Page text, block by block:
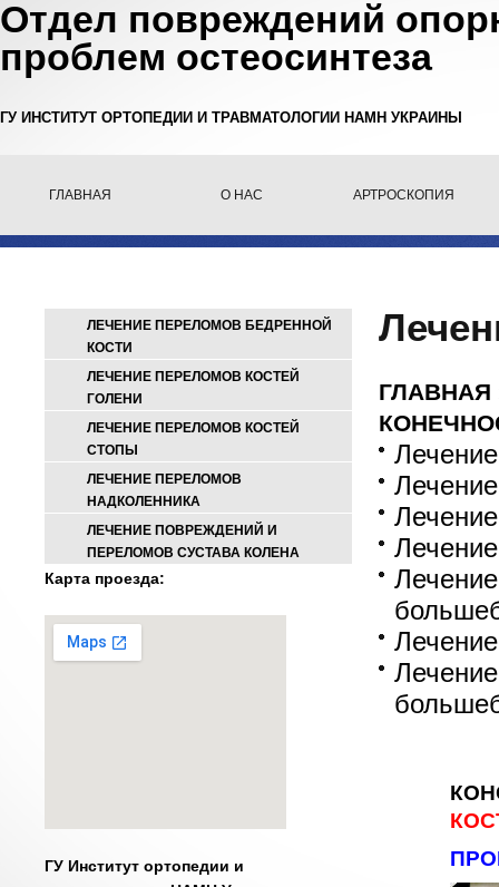
Отдел повреждений
проблем остеосинтеза
ГУ ИНСТИТУТ ОРТОПЕДИИ И ТРАВМАТОЛОГИИ НАМН УКРАИНЫ
ГЛАВНАЯ О НАС АРТРОСКОПИЯ
ЛЕЧЕНИЕ ПЕРЕЛОМОВ БЕДРЕННОЙ
КОСТИ
ЛЕЧЕНИЕ ПЕРЕЛОМОВ КОСТЕЙ
ГОЛЕНИ
ЛЕЧЕНИЕ ПЕРЕЛОМОВ КОСТЕЙ
СТОПЫ
ЛЕЧЕНИЕ ПЕРЕЛОМОВ
НАДКОЛЕННИКА
ЛЕЧЕНИЕ ПОВРЕЖДЕНИЙ И
ПЕРЕЛОМОВ СУСТАВА КОЛЕНА
Карта проезда:
ГУ Институт ортопедии и
ГЛАВНАЯ